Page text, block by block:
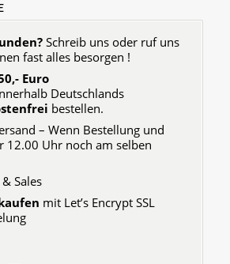
Schreib uns oder ruf uns
fast alles besorgen !
Euro
Deutschlands
bestellen.
– Wenn Bestellung und
12.00 Uhr noch am selben
Sales
mit Let’s Encrypt SSL